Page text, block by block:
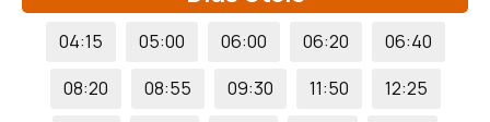
04:15 05:00 06:00 06:20
06:40
08:20
08:55 09:30 11:50
12:25